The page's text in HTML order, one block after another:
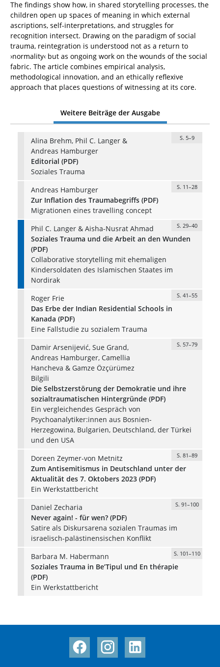
The findings show how, in shared storytelling processes, the
children open up spaces of meaning in which external
ascriptions, self-interpretations, and struggles for
recognition intersect. Drawing on the paradigm of social
trauma, reintegration is understood not as a return to
›normality‹ but as ongoing work on the wounds of the social
fabric. The article combines empirical analysis,
methodological innovation, and an ethically reflexive
approach that places questions of witnessing at its core.
Weitere Beiträge der Ausgabe
Alina Brehm, Phil C. Langer &
Andreas Hamburger
S. 5–9
Editorial (PDF)
Soziales Trauma
Andreas Hamburger
S. 11–28
Zur Inflation des Traumabegriffs (PDF)
Migrationen eines travelling concept
Phil C. Langer & Aisha-Nusrat Ahmad
S. 29–40
Soziales Trauma und die Arbeit an den Wunden
(PDF)
Collaborative storytelling mit ehemaligen
Kindersoldaten des Islamischen Staates im
Nordirak
Roger Frie
S. 41–55
Das Erbe der Indian Residential Schools in
Kanada (PDF)
Eine Fallstudie zu sozialem Trauma
Damir Arsenijević, Sue Grand,
Andreas Hamburger, Camellia
Hancheva & Gamze Özçürümez
Bilgili
S. 57–79
Die Selbstzerstörung der Demokratie und ihre
sozialtraumatischen Hintergründe (PDF)
Ein vergleichendes Gespräch von
Psychoanalytiker:innen aus Bosnien-
Herzegowina, Bulgarien, Deutschland, der Türkei
und den USA
Doreen Zeymer-von Metnitz
S. 81–89
Zum Antisemitismus in Deutschland unter der
Aktualität des 7. Oktobers 2023 (PDF)
Ein Werkstattbericht
Daniel Zecharia
S. 91–100
Never again! - für wen? (PDF)
Satire als Diskursarena sozialen Traumas im
israelisch-palästinensischen Konflikt
Barbara M. Habermann
S. 101–110
Soziales Trauma in Be’Tipul und En thérapie
(PDF)
Ein Werkstattbericht